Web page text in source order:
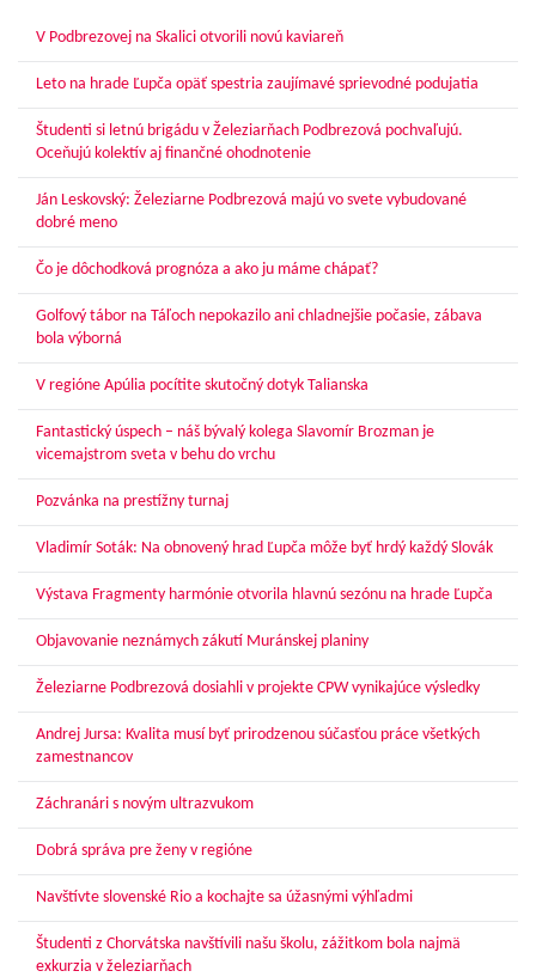
V Podbrezovej na Skalici otvorili novú kaviareň
Leto na hrade Ľupča opäť spestria zaujímavé sprievodné podujatia
Študenti si letnú brigádu v Železiarňach Podbrezová pochvaľujú.
Oceňujú kolektív aj finančné ohodnotenie
Ján Leskovský: Železiarne Podbrezová majú vo svete vybudované
dobré meno
Čo je dôchodková prognóza a ako ju máme chápať?
Golfový tábor na Táľoch nepokazilo ani chladnejšie počasie, zábava
bola výborná
V regióne Apúlia pocítite skutočný dotyk Talianska
Fantastický úspech – náš bývalý kolega Slavomír Brozman je
vicemajstrom sveta v behu do vrchu
Pozvánka na prestížny turnaj
Vladimír Soták: Na obnovený hrad Ľupča môže byť hrdý každý Slovák
Výstava Fragmenty harmónie otvorila hlavnú sezónu na hrade Ľupča
Objavovanie neznámych zákutí Muránskej planiny
Železiarne Podbrezová dosiahli v projekte CPW vynikajúce výsledky
Andrej Jursa: Kvalita musí byť prirodzenou súčasťou práce všetkých
zamestnancov
Záchranári s novým ultrazvukom
Dobrá správa pre ženy v regióne
Navštívte slovenské Rio a kochajte sa úžasnými výhľadmi
Študenti z Chorvátska navštívili našu školu, zážitkom bola najmä
exkurzia v železiarňach